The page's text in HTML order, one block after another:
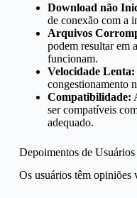
Download não
de conexão com a
Arquivos
podem resultar em
funcionam.
Velocidade Lenta:
congestionamento
Compatibilidade:
ser compatíveis
adequado.
Depoimentos de Usuários
Os usuários têm